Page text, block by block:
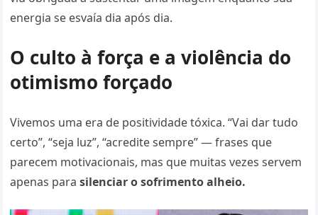
energia se esvaía dia após dia.
O culto à força e a violência do
otimismo forçado
Vivemos uma era de positividade tóxica. “Vai dar tudo
certo”, “seja luz”, “acredite sempre” — frases que
parecem motivacionais, mas que muitas vezes servem
apenas parasilenciar o sofrimento alheio.